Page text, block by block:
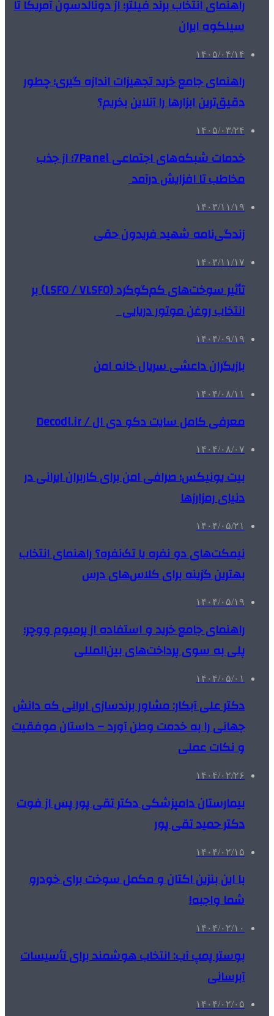
راهنمای انتخاب برند فیلتر؛ از دونالدسون آمریکا تا
سیلکوه ایران
۱۴۰۵/۰۴/۱۴
راهنمای جامع خرید تجهیزات اندازه گیری؛ چطور
دقیق‌ترین ابزارها را آنلاین بخریم؟
۱۴۰۵/۰۳/۲۴
خدمات شبکه‌های اجتماعی 7Panel؛ از جذب
مخاطب تا افزایش درآمد
۱۴۰۳/۱۱/۱۹
زندگی‌نامه شهید فریدون حقی
۱۴۰۳/۱۱/۱۷
تأثیر سوخت‌های کم‌گوگرد (LSFO / VLSFO) بر
انتخاب روغن موتور دریایی
۱۴۰۴/۰۹/۱۹
بازیگران داعشی سریال خانه امن
۱۴۰۴/۰۸/۱۱
معرفی کامل سایت دکو دی ال / Decodl.ir
۱۴۰۴/۰۸/۰۷
بیت یونیکس؛ صرافی امن برای کاربران ایرانی در
دنیای رمزارزها
۱۴۰۴/۰۵/۲۱
نیمکت‌های دو نفره یا تک‌نفره؟ راهنمای انتخاب
بهترین گزینه برای کلاس‌های درس
۱۴۰۴/۰۵/۱۹
راهنمای جامع خرید و استفاده از پرمیوم ووچر؛
پلی به سوی پرداخت‌های بین‌المللی
۱۴۰۴/۰۵/۰۱
دکتر علی آبکار: مشاور برندسازی ایرانی که دانش
جهانی را به خدمت وطن آورد – داستان موفقیت
و نکات عملی
۱۴۰۴/۰۲/۲۶
بیمارستان دامپزشکی دکتر تقی پور پس از فوت
دکتر حمید تقی پور
۱۴۰۴/۰۲/۱۵
با این بنزین اکتان و مکمل سوخت برای خودرو
شما واجبه!
۱۴۰۴/۰۲/۱۰
بوستر پمپ آب: انتخاب هوشمند برای تأسیسات
آبرسانی
۱۴۰۴/۰۲/۰۵